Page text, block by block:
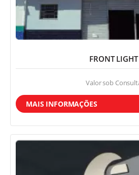
Fachada
Totem
FRONT LIGHT
Valor sob
MAIS INFORMAÇÕES